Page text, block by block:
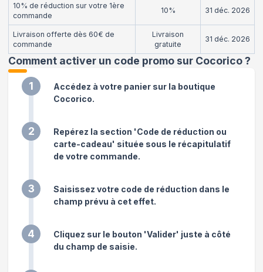
10% de réduction sur votre 1ère
commande
10% 31 déc. 2026
Livraison offerte dès 60€ de
commande
Livraison
gratuite
31 déc. 2026
Comment activer un code promo sur Cocorico?
1
Accédez à votre panier sur la boutique
Cocorico.
2
Repérez la section 'Code de réduction ou
carte-cadeau' située sous le récapitulatif
de votre commande.
3
Saisissez votre code de réduction dans le
champ prévu à cet effet.
4
Cliquez sur le bouton 'Valider' juste à côté
du champ de saisie.